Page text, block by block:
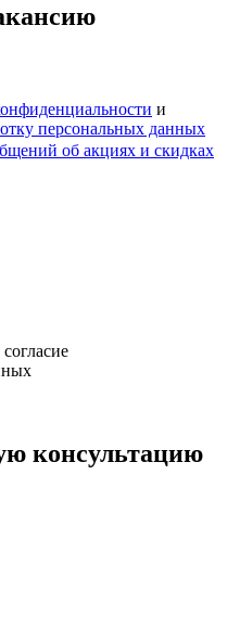
и
персональных данных
об акциях и скидках
консультацию